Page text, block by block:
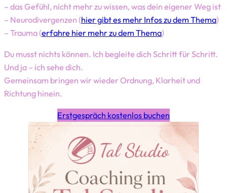
– das Gefühl, nicht mehr zu wissen, was dein eigener Weg ist
– Neurodivergenzen (hier gibt es mehr Infos zu dem Thema)
– Trauma (erfahre hier mehr zu dem Thema)
Du musst nichts können. Ich begleite dich Schritt für Schritt.
Und ja – ich sehe dich.
Gemeinsam bringen wir wieder Ordnung, Klarheit und
Richtung hinein.
Erstgespräch kostenlos buchen